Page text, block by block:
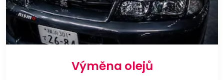
Výměna olejů